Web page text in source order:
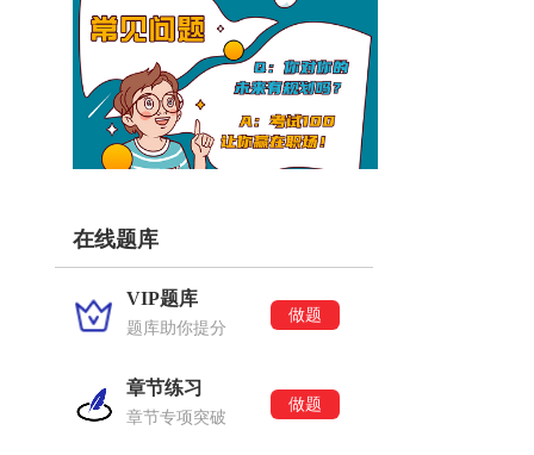
在线题库
VIP题库
题库助你提分
做题
章节练习
章节专项突破
做题